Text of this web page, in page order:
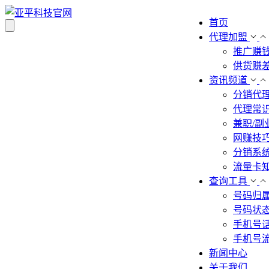
首页
代理加盟
推广赚
供货赚
资讯频道
分销代
代理常
兼职/副
网赚技
分销系
流量卡
查询工具
号码归
号码状
手机号
手机号
新闻中心